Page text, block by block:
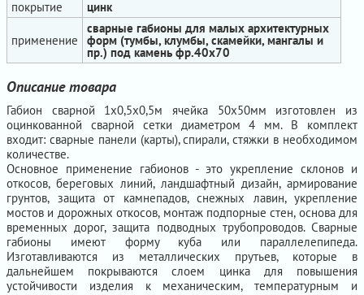
покрытие
цинк
применение
сварные габионы для малых архитектурных
форм (тумбы, клумбы, скамейки, мангалы и
пр.) под камень фр.40х70
Описание товара
Габион сварной 1х0,5х0,5м ячейка 50х50мм изготовлен из
оцинкованной сварной сетки диаметром 4 мм. В комплект
входит: сварные панели (карты), спирали, стяжки в необходимом
количестве.
Основное применение габионов - это укрепление склонов и
откосов, береговых линий, ландшафтный дизайн, армирование
грунтов, защита от камнепадов, снежных лавин, укрепление
мостов и дорожных откосов, монтаж подпорные стен, основа для
временных дорог, защита подводных трубопроводов. Сварные
габионы имеют форму куба или параллелепипеда.
Изготавливаются из металлических прутьев, которые в
дальнейшем покрываются слоем цинка для повышения
устойчивости изделия к механическим, температурным и